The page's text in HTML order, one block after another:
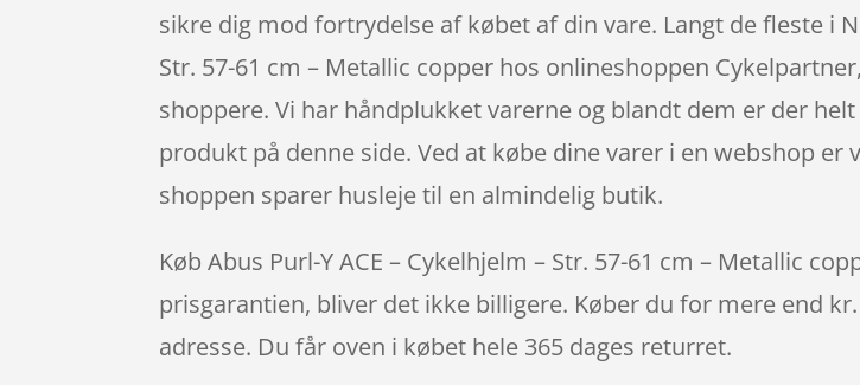
sikre dig mod fortrydelse af købet af din vare. Langt de fleste i
Str. 57-61 cm – Metallic copper hos onlineshoppen
shoppere. Vi har håndplukket varerne og blandt dem er der
produkt på denne side. Ved at købe dine varer i en webshop
shoppen sparer husleje til en almindelig butik.
Køb Abus Purl-Y ACE – Cykelhjelm – Str. 57-61 cm – Metallic
prisgarantien, bliver det ikke billigere. Køber du for mere end
adresse. Du får oven i købet hele 365 dages returret.